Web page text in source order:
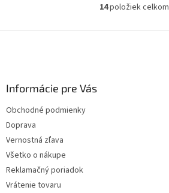
O
l
14položiek celkom
Informácie pre Vás
Obchodné podmienky
Doprava
Vernostná zľava
Všetko o nákupe
Reklamačný poriadok
Vrátenie tovaru